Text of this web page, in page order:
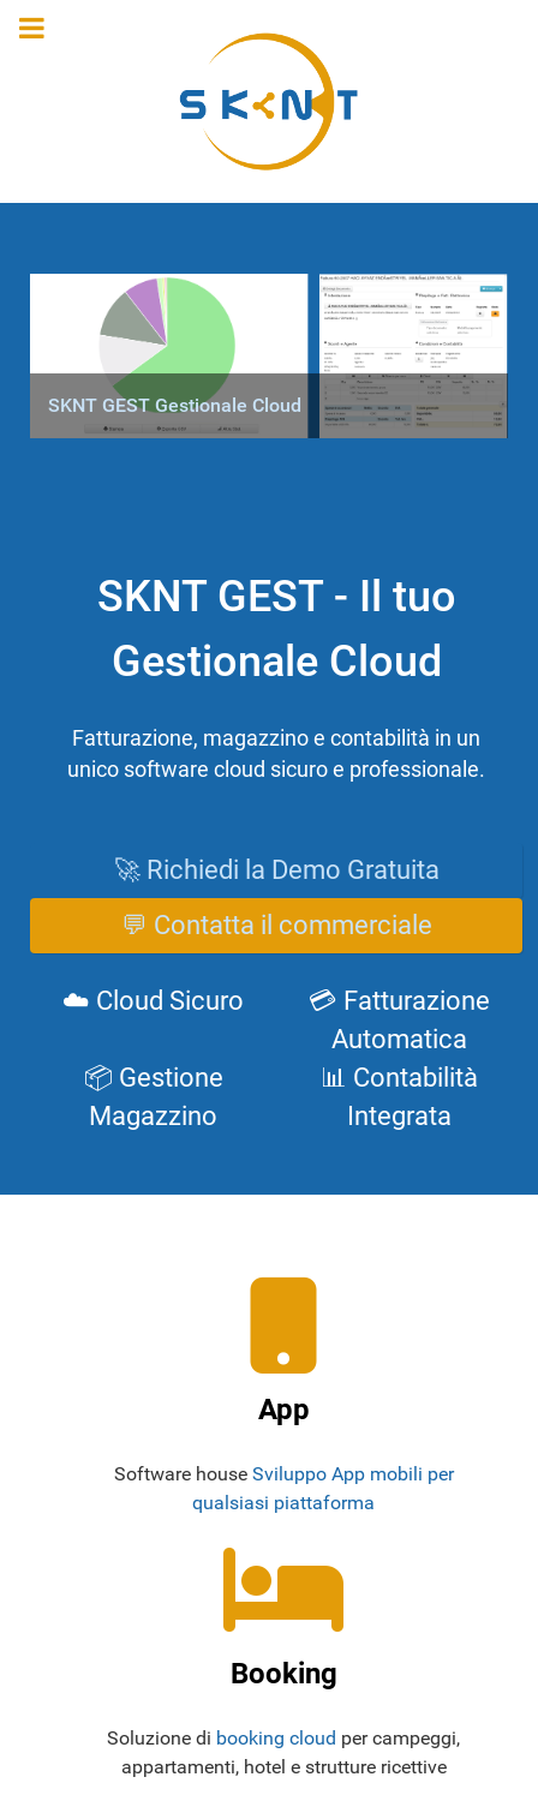
SKNT GEST Gestionale Cloud
SKNT GEST - Il tuo
Gestionale Cloud
Fatturazione, magazzino e contabilità in un
unico software cloud sicuro e professionale.
🚀 Richiedi la Demo Gratuita
💬 Contatta il commerciale
☁️ Cloud Sicuro
💳 Fatturazione
Automatica
📦 Gestione
Magazzino
📊 Contabilità
Integrata
App
Software house Sviluppo App mobili per
qualsiasi piattaforma
Booking
Soluzione di booking cloud per campeggi,
appartamenti, hotel e strutture ricettive